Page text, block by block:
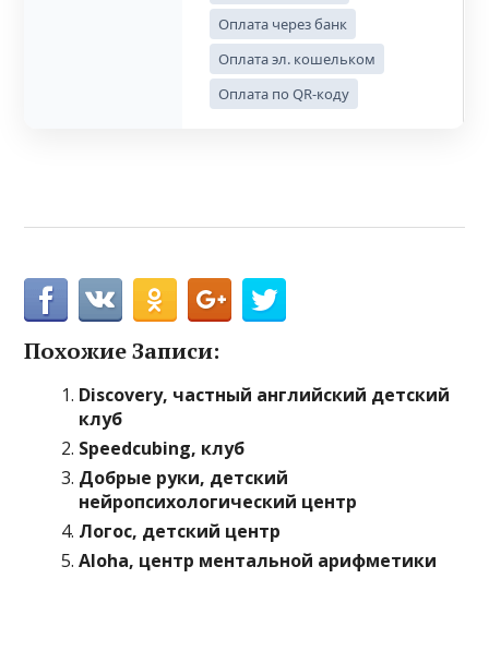
Оплата через банк
Оплата эл. кошельком
Оплата по QR-коду
Похожие Записи:
Discovery, частный английский детский
клуб
Speedcubing, клуб
Добрые руки, детский
нейропсихологический центр
Логос, детский центр
Aloha, центр ментальной арифметики